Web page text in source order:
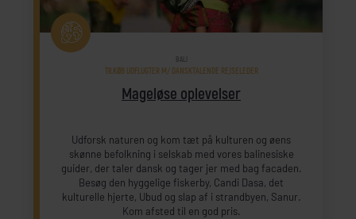
Mageløse oplevelser
BALI
TILKØB UDFLUGTER M/ DANSKTALENDE REJSELEDER
Udforsk naturen og kom tæt på kulturen og øens
skønne befolkning i selskab med vores balinesiske
guider, der taler dansk og tager jer med bag facaden.
Besøg den hyggelige fiskerby, Candi Dasa, det
kulturelle hjerte, Ubud og slap af i strandbyen, Sanur.
Kom afsted til en god pris.